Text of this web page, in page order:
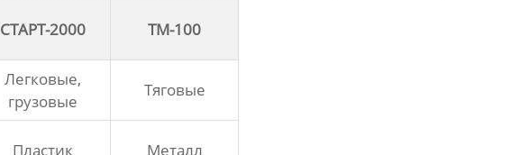
СТАРТ-2000 ТМ-100
Легковые,
грузовые
Тяговые
Пластик Металл